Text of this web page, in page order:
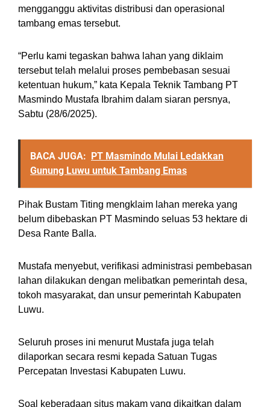
mengganggu aktivitas distribusi dan operasional
tambang emas tersebut.
“Perlu kami tegaskan bahwa lahan yang diklaim
tersebut telah melalui proses pembebasan sesuai
ketentuan hukum,” kata Kepala Teknik Tambang PT
Masmindo Mustafa Ibrahim dalam siaran persnya,
Sabtu (28/6/2025).
BACA JUGA: PT Masmindo Mulai Ledakkan
Gunung Luwu untuk Tambang Emas
Pihak Bustam Titing mengklaim lahan mereka yang
belum dibebaskan PT Masmindo seluas 53 hektare di
Desa Rante Balla.
Mustafa menyebut, verifikasi administrasi pembebasan
lahan dilakukan dengan melibatkan pemerintah desa,
tokoh masyarakat, dan unsur pemerintah Kabupaten
Luwu.
Seluruh proses ini menurut Mustafa juga telah
dilaporkan secara resmi kepada Satuan Tugas
Percepatan Investasi Kabupaten Luwu.
Soal keberadaan situs makam yang dikaitkan dalam